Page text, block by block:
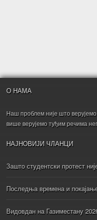
О НАМА
Наш проблем није што
више верујемо туђим речима
НАЈНОВИЈИ ЧЛАНЦИ
Зашто студентски протест
Последња времена и
Видовдан на Газиместану